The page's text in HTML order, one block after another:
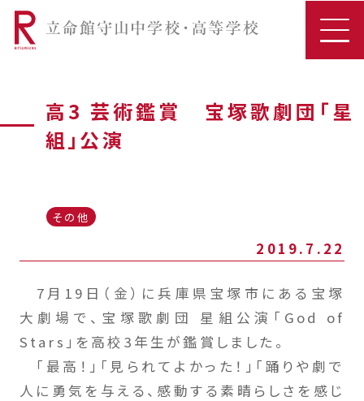
高3 芸術鑑賞 宝塚歌劇団「星
組」公演
その他
2019.7.22
7月19日（金）に兵庫県宝塚市にある宝塚
大劇場で、宝塚歌劇団 星組公演「God of
Stars」を高校3年生が鑑賞しました。
「最高！」「見られてよかった！」「踊りや劇で
人に勇気を与える、感動する素晴らしさを感じ